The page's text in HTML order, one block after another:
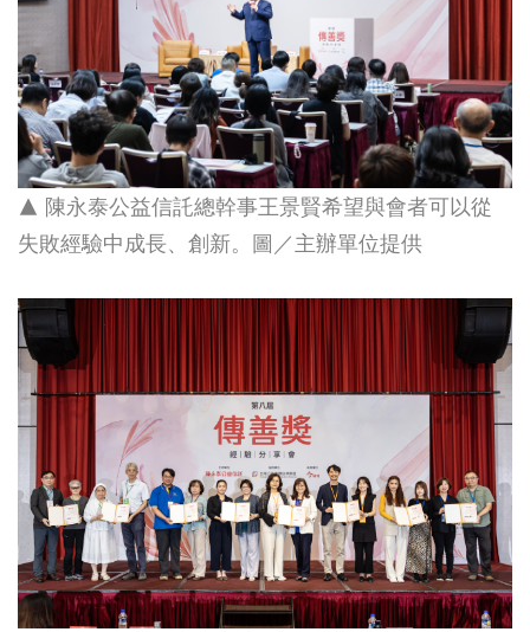
▲ 陳永泰公益信託總幹事王景賢希望與會者可以從
失敗經驗中成長、創新。圖／主辦單位提供